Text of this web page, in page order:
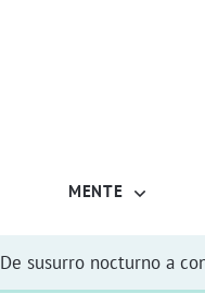
MENTE
De susurro nocturno a